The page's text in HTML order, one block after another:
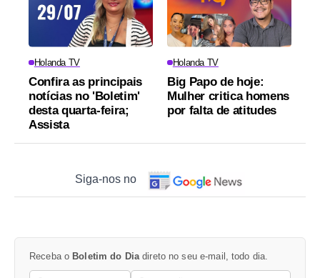
Holanda TV
Confira as principais
notícias no 'Boletim'
desta quarta-feira;
Assista
Holanda TV
Big Papo de hoje:
Mulher critica homens
por falta de atitudes
Siga-nos no
Receba o Boletim do Diadireto no seu e-mail, todo dia.